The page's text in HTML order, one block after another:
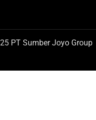
PT Sumber Joyo Group